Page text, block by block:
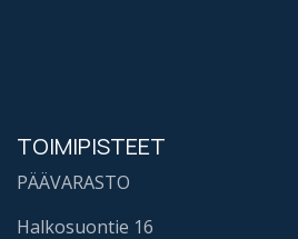
TOIMIPISTEET
PÄÄVARASTO
Halkosuontie 16